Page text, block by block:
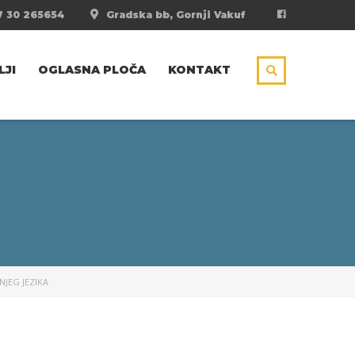
Gradska bb, Gornji Vakuf
30 265654
OGLASNA PLOČA KONTAKT
JEZIKA